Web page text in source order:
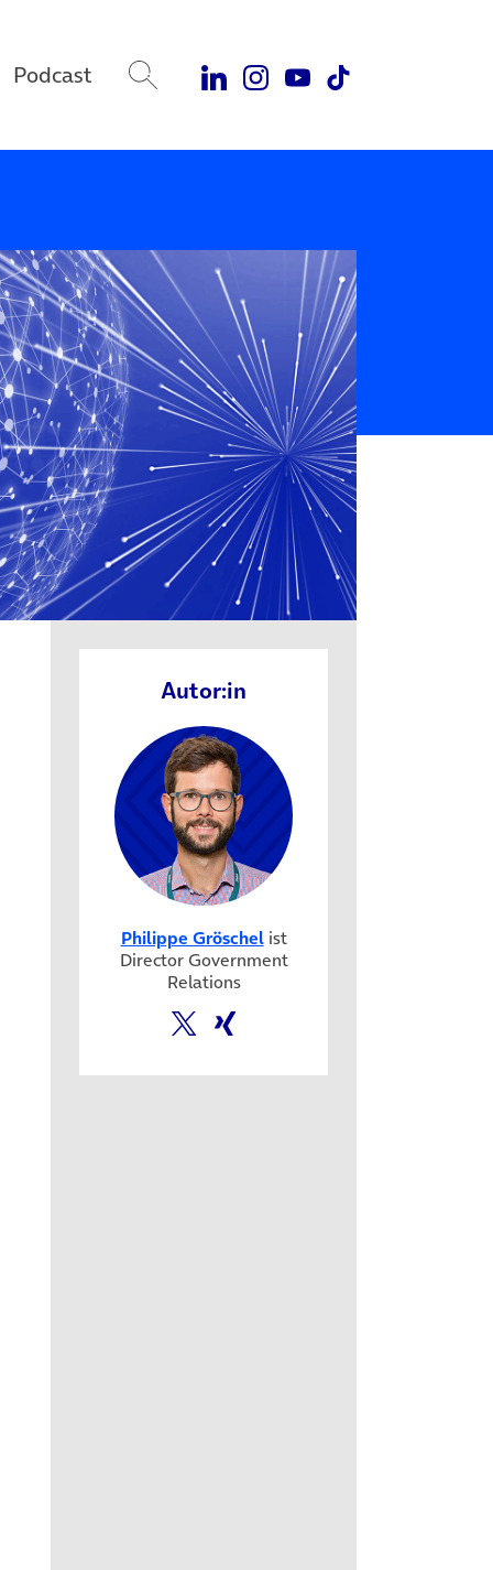
Podcast
Autor:in
Philippe Gröschelist
Director Government
Relations